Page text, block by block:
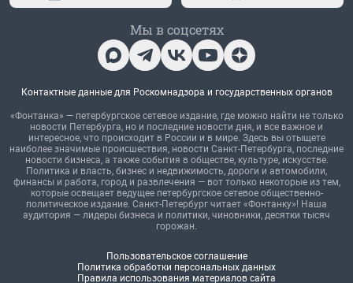
Мы в соцсетях
Контактные данные для Роскомнадзора и государственных органов
«Фонтанка» — петербургское сетевое издание, где можно найти не только
новости Петербурга, но и последние новости дня, и все важное и
интересное, что происходит в России и в мире. Здесь вы отыщете
наиболее значимые происшествия, новости Санкт-Петербурга, последние
новости бизнеса, а также события в обществе, культуре, искусстве.
Политика и власть, бизнес и недвижимость, дороги и автомобили,
финансы и работа, город и развлечения — вот только некоторые из тем,
которые освещает ведущее петербургское сетевое общественно-
политическое издание. Санкт-Петербург читает «Фонтанку»! Наша
аудитория — лидеры бизнеса и политики, чиновники, десятки тысяч
горожан.
Пользовательское соглашение
Политика обработки персональных данных
Правила использования материалов сайта